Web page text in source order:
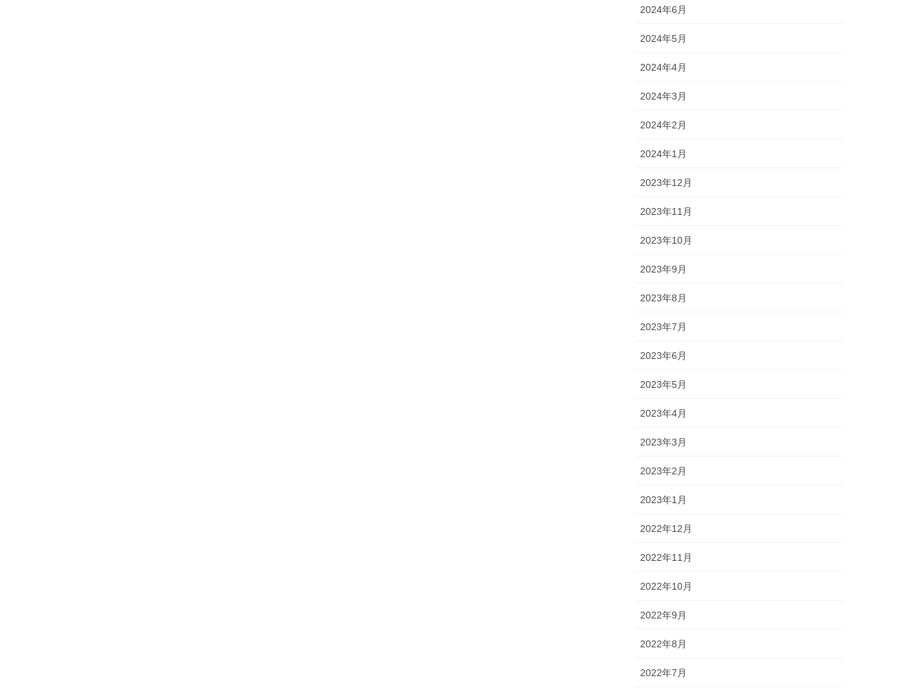
2024年6月
2024年5月
2024年4月
2024年3月
2024年2月
2024年1月
2023年12月
2023年11月
2023年10月
2023年9月
2023年8月
2023年7月
2023年6月
2023年5月
2023年4月
2023年3月
2023年2月
2023年1月
2022年12月
2022年11月
2022年10月
2022年9月
2022年8月
2022年7月